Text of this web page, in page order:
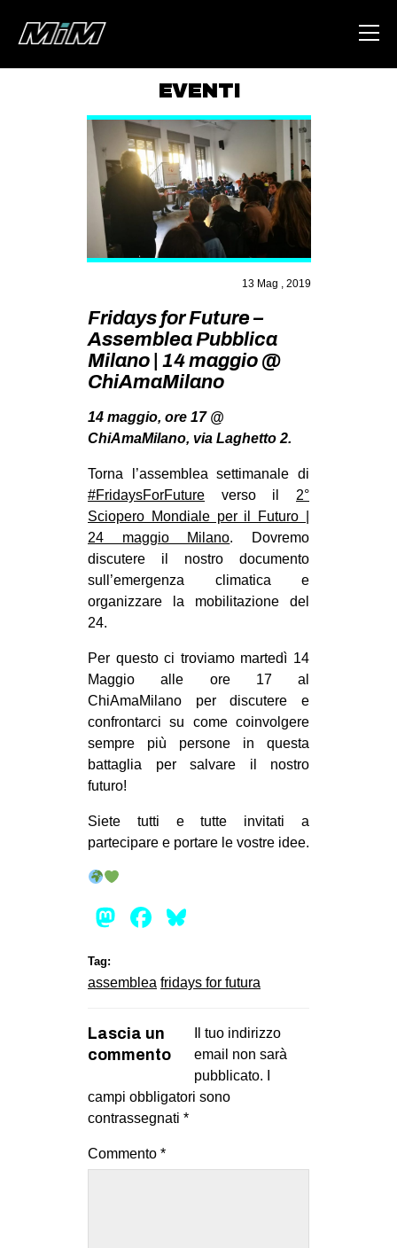
ABOUT
AREA
DEGENERAZIONE
GAZA FREESTYLE
CSOA LAMBRETTA
MSM
STUDENTI TSUNAMI
ZAM
MOBILITAZIONI
SPAZI
SPORT POPOLARE
MOVIMENTI
AMBIENTE
ANTIFASCISMO
GENERI
MIGRAZIONI
PRECARIATO
REPRESSIONE
ARTE
AFRICA
AMERICHE
ESTREMO ORIENTE
EUROPA
MEDIO ORIENTE
EVENTI
13 Mag , 2019
Fridays for Future –
Assemblea Pubblica
Milano | 14 maggio @
ChiAmaMilano
14 maggio, ore 17 @
ChiAmaMilano, via Laghetto 2.
Torna l’assemblea settimanale di
#FridaysForFuture verso il 2°
Sciopero Mondiale per il Futuro |
24 maggio Milano. Dovremo
discutere il nostro documento
sull’emergenza climatica e
organizzare la mobilitazione del
24.
Per questo ci troviamo martedì 14
Maggio alle ore 17 al
ChiAmaMilano per discutere e
confrontarci su come coinvolgere
sempre più persone in questa
battaglia per salvare il nostro
futuro!
Siete tutti e tutte invitati a
partecipare e portare le vostre idee.
Mastodon
Facebook
Tag:
assemblea fridays for futura
Lascia un
commento
Il tuo indirizzo
email non sarà
pubblicato.
campi obbligatori sono
contrassegnati *
Commento *